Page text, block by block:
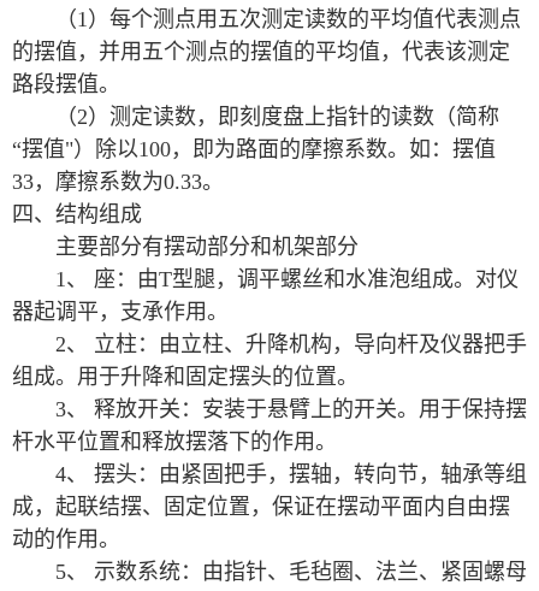
（1）每个测点用五次测定读数的平均值代表测点
的摆值，并用五个测点的摆值的平均值，代表该测定
路段摆值。
（2）测定读数，即刻度盘上指针的读数（简称
“摆值"）除以100，即为路面的摩擦系数。如：摆值
33，摩擦系数为0.33。
四、结构组成
主要部分有摆动部分和机架部分
1、 座：由T型腿，调平螺丝和水准泡组成。对仪
器起调平，支承作用。
2、 立柱：由立柱、升降机构，导向杆及仪器把手
组成。用于升降和固定摆头的位置。
3、 释放开关：安装于悬臂上的开关。用于保持摆
杆水平位置和释放摆落下的作用。
4、 摆头：由紧固把手，摆轴，转向节，轴承等组
成，起联结摆、固定位置，保证在摆动平面内自由摆
动的作用。
5、 示数系统：由指针、毛毡圈、法兰、紧固螺母